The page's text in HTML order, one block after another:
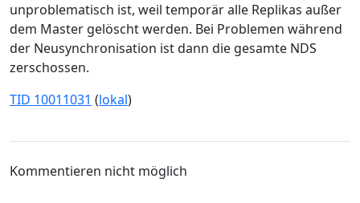
unproblematisch ist, weil temporär alle Replikas außer
dem Master gelöscht werden. Bei Problemen während
der Neusynchronisation ist dann die gesamte NDS
zerschossen.
TID 10011031 (lokal)
Kommentieren nicht möglich